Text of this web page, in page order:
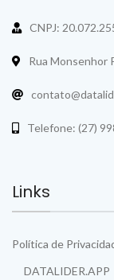
CNPJ:
Rua Monsenhor
Telefone: (27)
Links
Política de
DATALIDER.APP